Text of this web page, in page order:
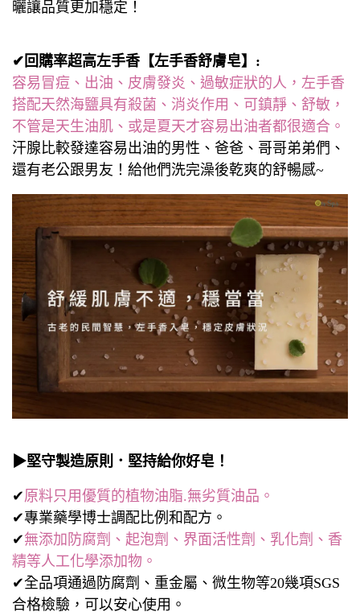
曬讓品質更加穩定！
✔回購率超高左手香【左手香舒膚皂】:
容易冒痘、出油、皮膚發炎、過敏症狀的人，左手香
搭配天然海鹽具有殺菌、消炎作用、可鎮靜、舒敏，
不管是天生油肌、或是夏天才容易出油者都很適合。
汗腺比較發達容易出油的男性、爸爸、哥哥弟弟們、
還有老公跟男友！給他們洗完澡後乾爽的舒暢感~
▶堅守製造原則．堅持給你好皂！
✔原料只用優質的植物油脂.無劣質油品。
✔專業藥學博士調配比例和配方。
✔無添加防腐劑、起泡劑、界面活性劑、乳化劑、香
精等人工化學添加物。
✔全品項通過防腐劑、重金屬、微生物等20幾項SGS
合格檢驗，可以安心使用。